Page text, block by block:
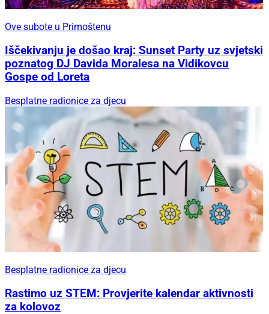
Ove subote u Primoštenu
Iščekivanju je došao kraj: Sunset Party uz svjetski
poznatog DJ Davida Moralesa na Vidikovcu
Gospe od Loreta
Besplatne radionice za djecu
Besplatne radionice za djecu
Rastimo uz STEM: Provjerite kalendar aktivnosti
za kolovoz